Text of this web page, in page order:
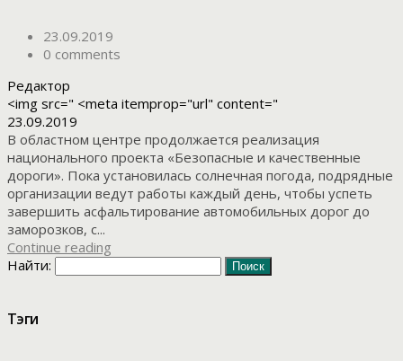
23.09.2019
0 comments
Редактор
<img src=" <meta itemprop="url" content="
23.09.2019
В областном центре продолжается реализация
национального проекта «Безопасные и качественные
дороги». Пока установилась солнечная погода, подрядные
организации ведут работы каждый день, чтобы успеть
завершить асфальтирование автомобильных дорог до
заморозков, с...
Continue reading
Найти:
Тэги